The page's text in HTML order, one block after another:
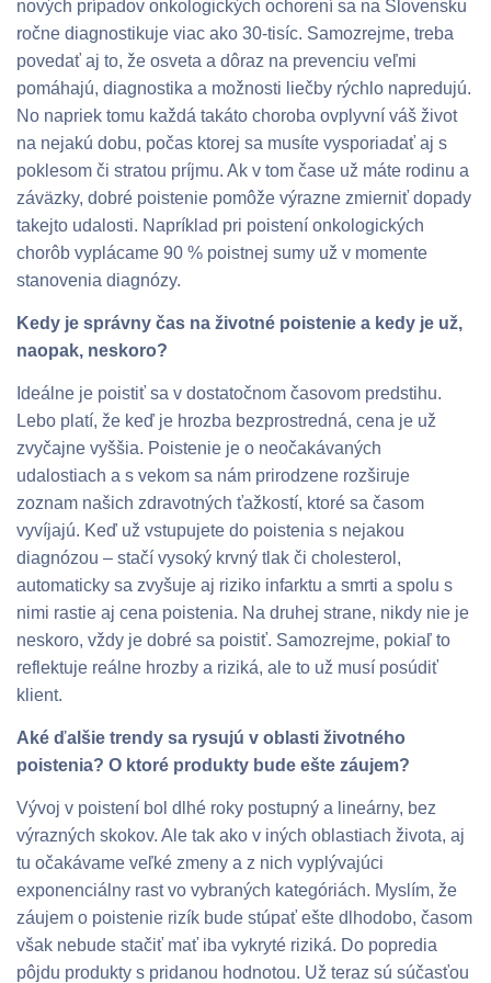
nových prípadov onkologických ochorení sa na Slovensku
ročne diagnostikuje viac ako 30-tisíc. Samozrejme, treba
povedať aj to, že osveta a dôraz na prevenciu veľmi
pomáhajú, diagnostika a možnosti liečby rýchlo napredujú.
No napriek tomu každá takáto choroba ovplyvní váš život
na nejakú dobu, počas ktorej sa musíte vysporiadať aj s
poklesom či stratou príjmu. Ak v tom čase už máte rodinu a
záväzky, dobré poistenie pomôže výrazne zmierniť dopady
takejto udalosti. Napríklad pri poistení onkologických
chorôb vyplácame 90 % poistnej sumy už v momente
stanovenia diagnózy.
Kedy je správny čas na životné poistenie a kedy je už,
naopak, neskoro?
Ideálne je poistiť sa v dostatočnom časovom predstihu.
Lebo platí, že keď je hrozba bezprostredná, cena je už
zvyčajne vyššia. Poistenie je o neočakávaných
udalostiach a s vekom sa nám prirodzene rozširuje
zoznam našich zdravotných ťažkostí, ktoré sa časom
vyvíjajú. Keď už vstupujete do poistenia s nejakou
diagnózou – stačí vysoký krvný tlak či cholesterol,
automaticky sa zvyšuje aj riziko infarktu a smrti a spolu s
nimi rastie aj cena poistenia. Na druhej strane, nikdy nie je
neskoro, vždy je dobré sa poistiť. Samozrejme, pokiaľ to
reflektuje reálne hrozby a riziká, ale to už musí posúdiť
klient.
Aké ďalšie trendy sa rysujú v oblasti životného
poistenia? O ktoré produkty bude ešte záujem?
Vývoj v poistení bol dlhé roky postupný a lineárny, bez
výrazných skokov. Ale tak ako v iných oblastiach života, aj
tu očakávame veľké zmeny a z nich vyplývajúci
exponenciálny rast vo vybraných kategóriách. Myslím, že
záujem o poistenie rizík bude stúpať ešte dlhodobo, časom
však nebude stačiť mať iba vykryté riziká. Do popredia
pôjdu produkty s pridanou hodnotou. Už teraz sú súčasťou